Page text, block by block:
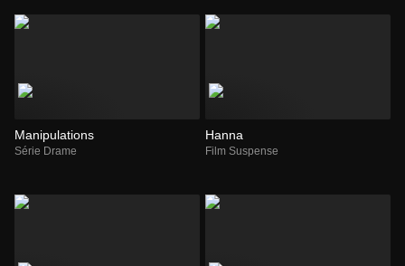
Manipulations
Série Drame
Hanna
Film Suspense